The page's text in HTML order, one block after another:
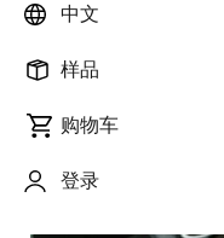
中文
样品
购物车
登录